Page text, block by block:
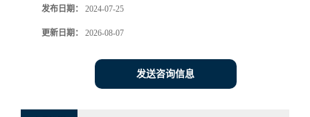
发布日期： 2024-07-25
更新日期： 2026-08-07
发送咨询信息